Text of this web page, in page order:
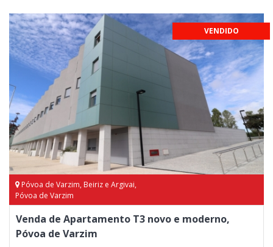
VENDIDO
Póvoa de Varzim, Beiriz e Argivai,
Póvoa de Varzim
Venda de Apartamento T3 novo e moderno,
Póvoa de Varzim